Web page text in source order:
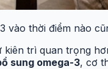
vào thời điểm nào
kiên trì quan trọng
sung omega-3, cơ